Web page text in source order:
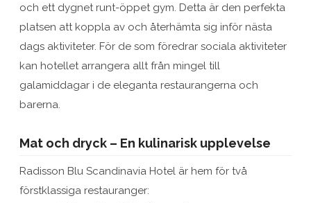
och ett dygnet runt-öppet gym. Detta är den perfekta
platsen att koppla av och återhämta sig inför nästa
dags aktiviteter. För de som föredrar sociala aktiviteter
kan hotellet arrangera allt från mingel till
galamiddagar i de eleganta restaurangerna och
barerna.
Mat och dryck – En kulinarisk upplevelse
Radisson Blu Scandinavia Hotel är hem för två
förstklassiga restauranger: